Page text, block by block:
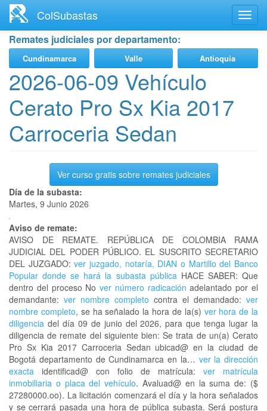
contenido
principal
ColSubastas
Remates judiciales por departamento:
Cundinamarca Valle Antioquia
2026-06-09 Vehículo
Cerato Pro Sx Kia 2017
Carroceria Sedan
Ver curso gratis sobre remates judiciales
Día de la subasta:
Martes, 9 Junio 2026
Aviso de remate:
AVISO DE REMATE. REPÚBLICA DE COLOMBIA RAMA
JUDICIAL DEL PODER PÚBLICO. EL SUSCRITO SECRETARIO
DEL JUZGADO: ver juzgado, notaría, DIAN o Martillo del Banco
Popular donde se hará la subasta públicaHACE SABER: Que
dentro del proceso Nover número radicación adelantado por el
demandante: ver nombre completo contra el demandado: ver
nombre completo, se ha señalado la hora de la(s) ver hora de la
diligencia del día 09 de junio del 2026, para que tenga lugar la
diligencia de remate del siguiente bien: Se trata de un(a) Cerato
Pro Sx Kia 2017 Carroceria Sedan ubicad@ en la ciudad de
Bogotá departamento de Cundinamarca en la… ver la dirección
exacta identificad@ con folio de matrícula: ver matrícula
inmobiliaria o placa del vehículo. Avaluad@ en la suma de: ($
27280000.oo). La licitación comenzará el día y la hora señalados
y se cerrará pasada una hora de pública subasta. Será postura